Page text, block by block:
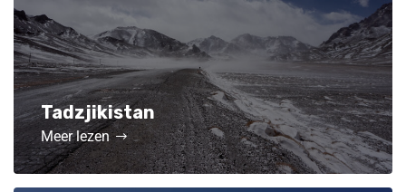
Tadzjikistan
Meer lezen